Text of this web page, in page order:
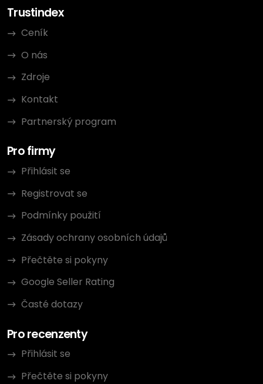
Trustindex
Ceník
O nás
Zdroje
Kontakt
Partnerský program
Pro firmy
Přihlásit se
Registrovat se
Podmínky použití
Zásady ochrany osobních údajů
Přečtěte si pokyny
Google Seller Rating
Časté dotazy
Pro recenzenty
Přihlásit se
Přečtěte si pokyny